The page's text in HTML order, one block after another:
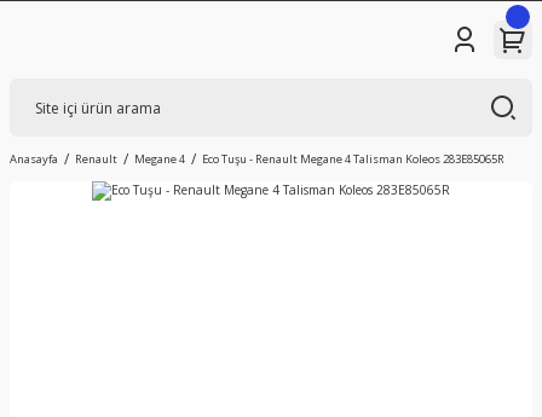
Anasayfa Renault Megane 4 Eco Tuşu - Renault Megane 4 Talisman Koleos 283E85065R